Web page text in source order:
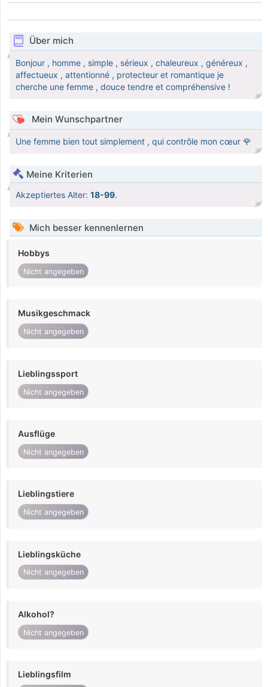
Über mich
Bonjour , homme , simple , sérieux , chaleureux , généreux ,
affectueux , attentionné , protecteur et romantique je
cherche une femme , douce tendre et compréhensive !
Mein Wunschpartner
Une femme bien tout simplement , qui contrôle mon cœur 🌹
Meine Kriterien
Akzeptiertes Alter: 18-99.
Mich besser kennenlernen
Hobbys
Nicht angegeben
Musikgeschmack
Nicht angegeben
Lieblingssport
Nicht angegeben
Ausflüge
Nicht angegeben
Lieblingstiere
Nicht angegeben
Lieblingsküche
Nicht angegeben
Alkohol?
Nicht angegeben
Lieblingsfilm